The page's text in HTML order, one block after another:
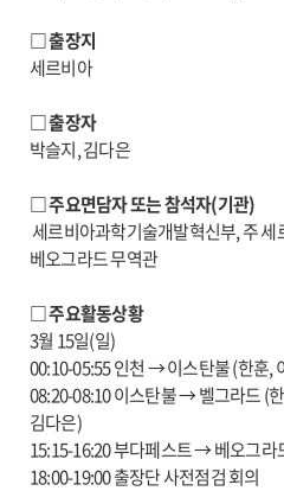
□ 출장지
세르비아
□ 출장자
박슬지, 김다은
□ 주요면담자 또는 참석자(기관)
세르비아과학기술개발혁신부, 주
베오그라드 무역관
□ 주요활동상황
3월 15일(일)
00:10-05:55 인천 → 이스탄불 (한훈,
08:20-08:10 이스탄불 → 벨그라드 (
김다은)
15:15-16:20 부다페스트 → 베오그라
18:00-19:00 출장단 사전점검 회의